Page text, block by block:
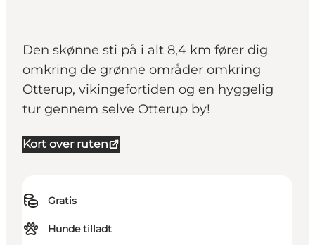
Den skønne sti på i alt 8,4 km fører dig
omkring de grønne områder omkring
Otterup, vikingefortiden og en hyggelig
tur gennem selve Otterup by!
Kort over ruten
Gratis
Hunde tilladt